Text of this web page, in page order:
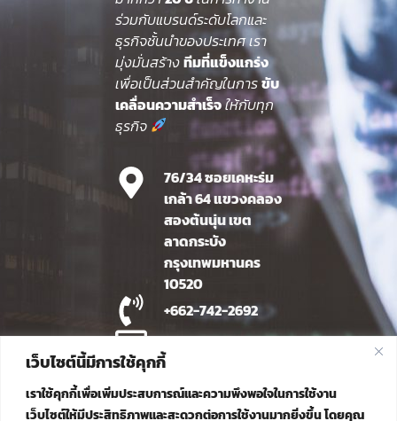
เว็บไซต์นี้มีการใช้คุกกี้
เราใช้คุกกี้เพื่อเพิ่มประสบการณ์และความพึงพอใจในการใช้งาน
เว็บไซต์ให้มีประสิทธิภาพและสะดวกต่อการใช้งานมากยิ่งขึ้น โดยคุณ
ร่วมกับแบรนด์ระดับโลกและ
ธุรกิจชั้นนำของประเทศ เรา
มุ่งมั่นสร้างทีมที่แข็งแกร่ง
เพื่อเป็นส่วนสำคัญในการขับ
เคลื่อนความสำเร็จให้กับทุก
ธุรกิจ
76/34 ซอยเคหะร่ม
เกล้า 64 แขวงคลอง
สองต้นนุ่น เขต
ลาดกระบัง
กรุงเทพมหานคร
10520
+662-742-2692
info@ittiphat.co.th
Line OA